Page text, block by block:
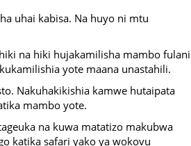
uhai kabisa. Na huyo ni mtu
na hiki hujakamilisha mambo fulani
yote maana unastahili.
Nakuhakikishia kamwe hutaipata
mambo yote.
na kuwa matatizo makubwa
katika safari yako ya wokovu